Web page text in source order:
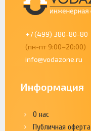
+7 (499) 380-80-80
(пн-пт 9:00–20:00)
info@vodazone.ru
Информация
О нас
Публичная оферта